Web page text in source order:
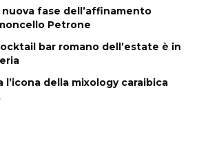
nuova fase dell’affinamento
Petrone
bar romano dell’estate è in
l’icona della mixology caraibica